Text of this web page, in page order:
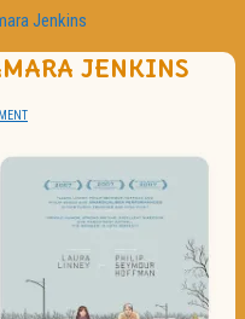
Jenkins
JENKINS